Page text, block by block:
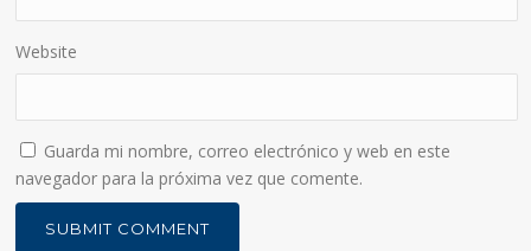
Website
Guarda mi nombre, correo electrónico y web en este
navegador para la próxima vez que comente.